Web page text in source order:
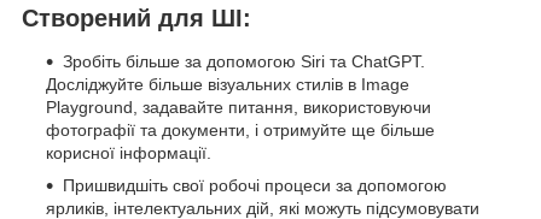
Створений для ШІ:
Зробіть більше за допомогою Siri та ChatGPT.
Досліджуйте більше візуальних стилів в Image
Playground, задавайте питання, використовуючи
фотографії та документи, і отримуйте ще більше
корисної інформації.
Пришвидшіть свої робочі процеси за допомогою
ярликів, інтелектуальних дій, які можуть підсумовувати